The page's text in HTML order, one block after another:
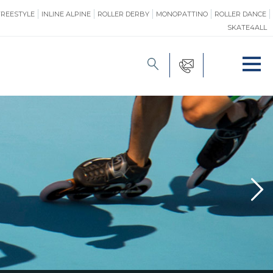
INLINE ALPINE ROLLER DERBY MONOPATTINO
ROLLER DANCE
SKATE4ALL
FORMAZIONE
PROMOZIONE
SAFEGUARDING